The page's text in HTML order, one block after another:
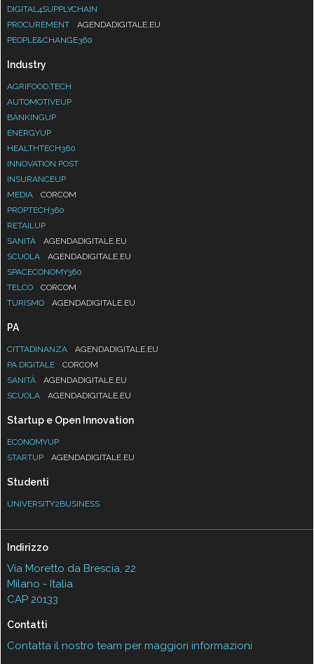
DIGITAL4SUPPLYCHAIN
PROCUREMENT
AGENDADIGITALE.EU
PEOPLE&CHANGE360
Industry
AGRIFOOD.TECH
AUTOMOTIVEUP
BANKINGUP
ENERGYUP
HEALTHTECH360
INNOVATION POST
INSURANCEUP
MEDIA
CORCOM
PROPTECH360
RETAILUP
SANITÀ
AGENDADIGITALE.EU
SCUOLA
AGENDADIGITALE.EU
SPACECONOMY360
TELCO
CORCOM
TURISMO
AGENDADIGITALE.EU
PA
CITTADINANZA
AGENDADIGITALE.EU
PA DIGITALE
CORCOM
SANITÀ
AGENDADIGITALE.EU
SCUOLA
AGENDADIGITALE.EU
Startup e Open Innovation
ECONOMYUP
STARTUP
AGENDADIGITALE.EU
Studenti
UNIVERSITY2BUSINESS
Indirizzo
Via Moretto da Brescia, 22
Milano - Italia
CAP 20133
Contatti
Contatta il nostro team per maggiori informazioni